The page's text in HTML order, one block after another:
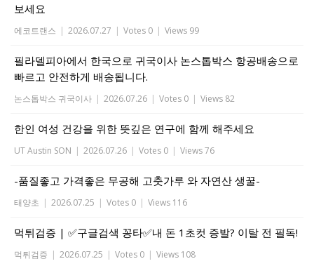
보세요
에코트랜스 | 2026.07.27 | Votes 0 | Views 99
필라델피아에서 한국으로 귀국이사 논스톱박스 항공배송으로
빠르고 안전하게 배송됩니다.
논스톱박스 귀국이사 | 2026.07.26 | Votes 0 | Views 82
한인 여성 건강을 위한 뜻깊은 연구에 함께 해주세요
UT Austin SON | 2026.07.26 | Votes 0 | Views 76
-품질좋고 가격좋은 무공해 고춧가루 와 자연산 생꿀-
태양초 | 2026.07.25 | Votes 0 | Views 116
먹튀검증 | ✅구글검색 꽁타✅내 돈 1초컷 증발? 이탈 전 필독!
먹튀검증 | 2026.07.25 | Votes 0 | Views 108